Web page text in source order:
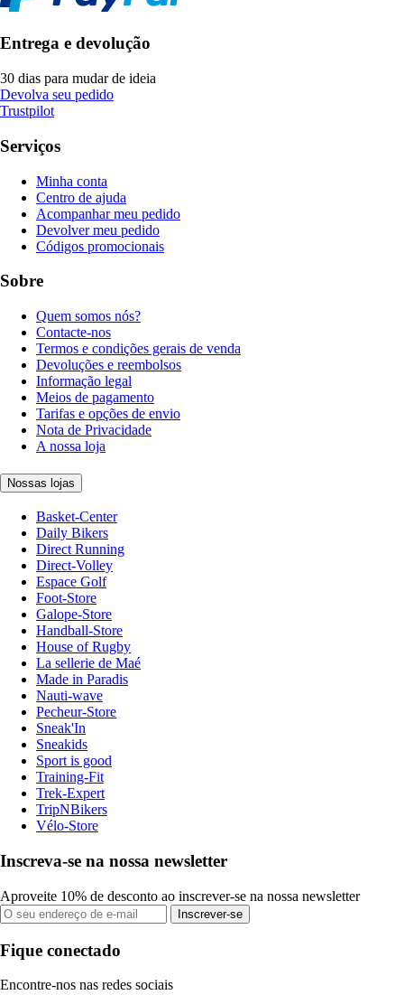
Entrega e devolução
30 dias para mudar de ideia
Devolva seu pedido
Trustpilot
Serviços
Minha conta
Centro de ajuda
Acompanhar meu pedido
Devolver meu pedido
Códigos promocionais
Sobre
Quem somos nós?
Contacte-nos
Termos e condições gerais de venda
Devoluções e reembolsos
Informação legal
Meios de pagamento
Tarifas e opções de envio
Nota de Privacidade
A nossa loja
Nossas lojas
Basket-Center
Daily Bikers
Direct Running
Direct-Volley
Espace Golf
Foot-Store
Galope-Store
Handball-Store
House of Rugby
La sellerie de Maé
Made in Paradis
Nauti-wave
Pecheur-Store
Sneak'In
Sneakids
Sport is good
Training-Fit
Trek-Expert
TripNBikers
Vélo-Store
Inscreva-se na nossa newsletter
Aproveite 10% de desconto ao inscrever-se na nossa newsletter
Inscrever-se
Fique conectado
Encontre-nos nas redes sociais